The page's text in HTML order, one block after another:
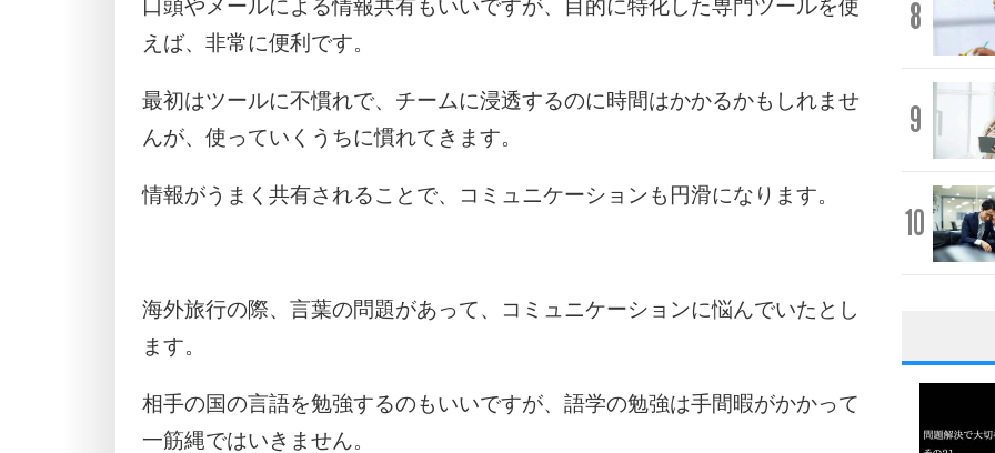
口頭やメールによる情報共有もいいですが、目的に特化した専門ツールを使
えば、非常に便利です。
最初はツールに不慣れで、チームに浸透するのに時間はかかるかもしれませ
んが、使っていくうちに慣れてきます。
情報がうまく共有されることで、コミュニケーションも円滑になります。
海外旅行の際、言葉の問題があって、コミュニケーションに悩んでいたとし
ます。
相手の国の言語を勉強するのもいいですが、語学の勉強は手間暇がかかって
一筋縄ではいきません。
8
9
10
1